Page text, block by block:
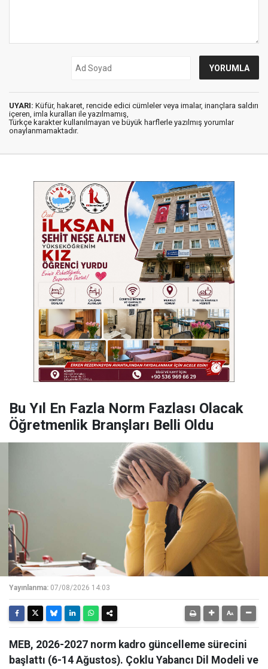
UYARI: Küfür, hakaret, rencide edici cümleler veya imalar, inançlara saldırı
içeren, imla kuralları ile yazılmamış,
Türkçe karakter kullanılmayan ve büyük harflerle yazılmış yorumlar
onaylanmamaktadır.
Bu Yıl En Fazla Norm Fazlası Olacak
Öğretmenlik Branşları Belli Oldu
Yayınlanma: 07/08/2026 14:03
MEB, 2026-2027 norm kadro güncelleme sürecini
başlattı (6-14 Ağustos). Çoklu Yabancı Dil Modeli ve